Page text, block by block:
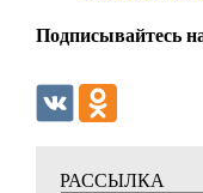
Подписывайтесь
РАССЫЛКА